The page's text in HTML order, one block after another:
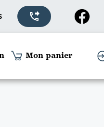
phone_forwarded
Mon panier